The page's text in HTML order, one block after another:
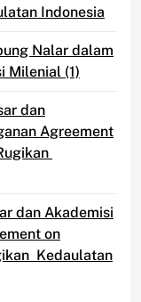
Indonesia
Nalar dalam
Milenial (1)
dan
Agreement
dan Akademisi
on
Kedaulatan